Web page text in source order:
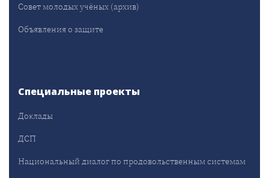
Совет молодых учёных (архив)
Объявления о защите
Специальные проекты
Доклады
ДСП
Национальный диалог по продовольственным системам